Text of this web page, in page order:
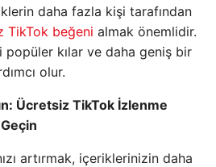
daha fazla kişi tarafından
TikTok beğeni almak önemlidir.
popüler kılar ve daha geniş bir
olur.
Ücretsiz TikTok İzlenme
artırmak, içeriklerinizin daha